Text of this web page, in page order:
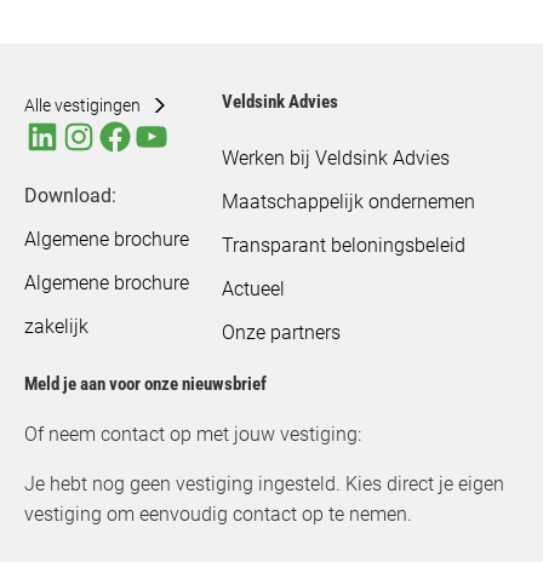
Alle vestigingen
Download:
Algemene brochure
Algemene brochure
zakelijk
Veldsink Advies
Werken bij Veldsink Advies
Maatschappelijk ondernemen
Transparant beloningsbeleid
Actueel
Onze partners
Meld je aan voor onze nieuwsbrief
Of neem contact op met jouw vestiging:
Je hebt nog geen vestiging ingesteld. Kies direct je eigen
vestiging om eenvoudig contact op te nemen.